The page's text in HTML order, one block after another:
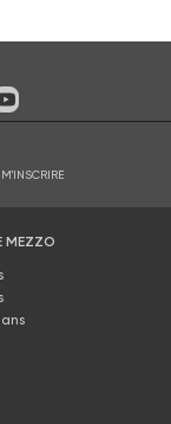
Instagram
Sur Youtube
M'INSCRIRE
MEZZO